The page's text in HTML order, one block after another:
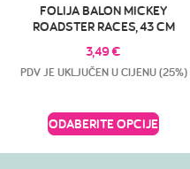
FOLIJA BALON MICKEY
ROADSTER RACES, 43 CM
3,49€
PDV JE UKLJUČEN U CIJENU (25%)
ODABERITE OPCIJE